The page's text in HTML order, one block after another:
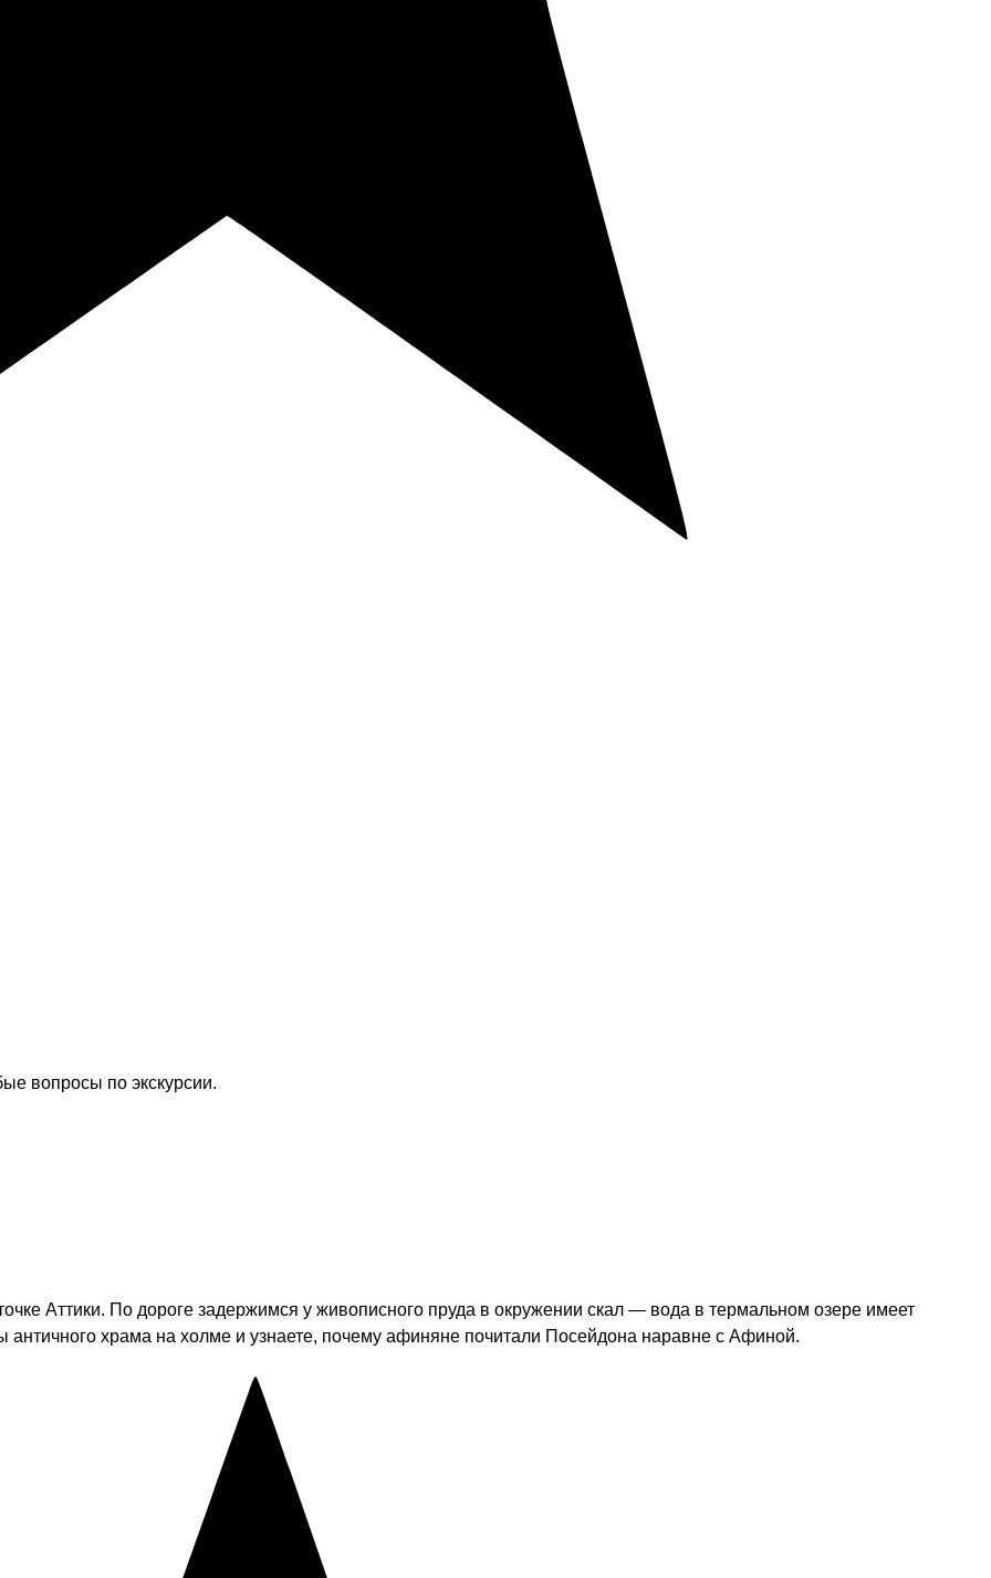
вопросы по экскурсии.
Аттики. По дороге задержимся у живописного пруда в окружении скал — вода в термальном озере имеет
храма на холме и узнаете, почему афиняне почитали Посейдона наравне с Афиной.